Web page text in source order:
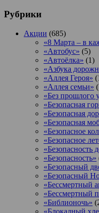
Рубрики
Акции (685)
«8 Марта – в
«Автобус» (5)
«Автоёлка» (1)
«Азбука
«Аллея Героя»
«Аллея семьи»
«Без прошлого
«Безопасная
«Безопасная
«Безопасная
«Безопасное
«Безопасное
«Безопасность
«Безопасность»
«Безопасный
«Безопасный
«Бессмертный
«Бессмертный
«Библионочь»
«Блокадный